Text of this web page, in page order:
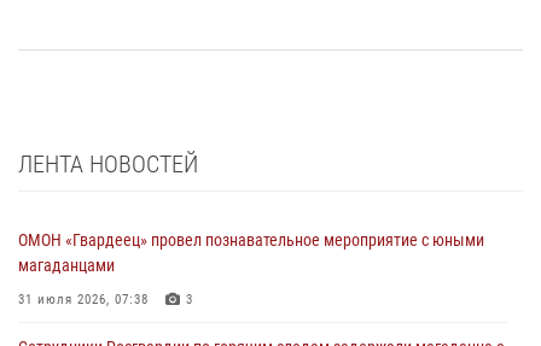
ЛЕНТА НОВОСТЕЙ
ОМОН «Гвардеец» провел познавательное мероприятие с юными
магаданцами
31 июля 2026, 07:38 3